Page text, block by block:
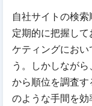
自社サイトの検
定期的に把握し
ケティングにお
う。しかしなが
から順位を調査
のような手間を